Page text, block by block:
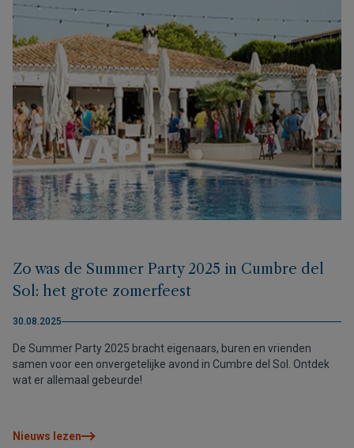
Zo was de Summer Party 2025 in Cumbre del
Sol: het grote zomerfeest
30.08.2025
De Summer Party 2025 bracht eigenaars, buren en vrienden
samen voor een onvergetelijke avond in Cumbre del Sol. Ontdek
wat er allemaal gebeurde!
Nieuws lezen